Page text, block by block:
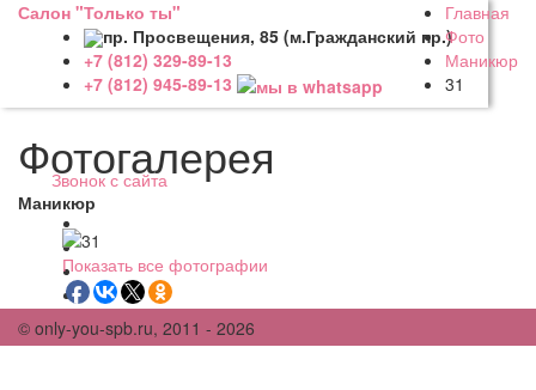
Салон "Только ты"
пр. Просвещения, 85 (м.Гражданский пр.)
+7 (812) 329-89-13
+7 (812) 945-89-13
Звонок с сайта
Главная
Фото
Маникюр
31
Фотогалерея
Маникюр
Показать все фотографии
© only-you-spb.ru, 2011 - 2026